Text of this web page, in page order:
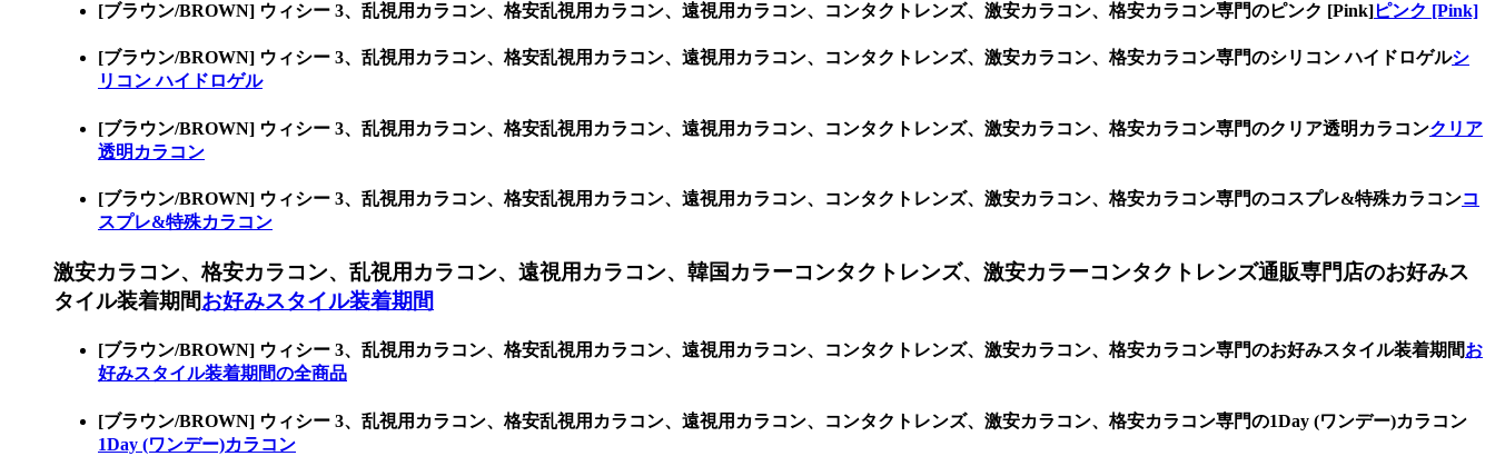
[ブラウン/BROWN] ウィシー 3、乱視用カラコン、格安乱視用カラコン、遠視用カラコン、コンタクトレンズ、激安カラコン、格安カラコン専門のピンク [Pink]ピンク [Pink]
[ブラウン/BROWN] ウィシー 3、乱視用カラコン、格安乱視用カラコン、遠視用カラコン、コンタクトレンズ、激安カラコン、格安カラコン専門のシリコン ハイドロゲルシ
リコン ハイドロゲル
[ブラウン/BROWN] ウィシー 3、乱視用カラコン、格安乱視用カラコン、遠視用カラコン、コンタクトレンズ、激安カラコン、格安カラコン専門のクリア透明カラコンクリア
透明カラコン
[ブラウン/BROWN] ウィシー 3、乱視用カラコン、格安乱視用カラコン、遠視用カラコン、コンタクトレンズ、激安カラコン、格安カラコン専門のコスプレ&特殊カラコンコ
スプレ&特殊カラコン
激安カラコン、格安カラコン、乱視用カラコン、遠視用カラコン、韓国カラーコンタクトレンズ、激安カラーコンタクトレンズ通販専門店のお好みス
タイル装着期間お好みスタイル装着期間
[ブラウン/BROWN] ウィシー 3、乱視用カラコン、格安乱視用カラコン、遠視用カラコン、コンタクトレンズ、激安カラコン、格安カラコン専門のお好みスタイル装着期間お
好みスタイル装着期間の全商品
[ブラウン/BROWN] ウィシー 3、乱視用カラコン、格安乱視用カラコン、遠視用カラコン、コンタクトレンズ、激安カラコン、格安カラコン専門の1Day (ワンデー)カラコン
1Day (ワンデー)カラコン